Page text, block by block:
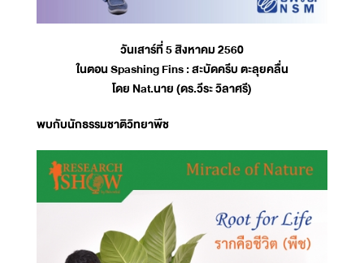
วันเสาร์ที่ 5 สิงหาคม 2560
ในตอน Spashing Fins : สะบัดครีบ ตะลุยคลื่น
โดย Nat.นาย (ดร.วีระ วิลาศรี)
พบกับนักธรรมชาติวิทยาพืช